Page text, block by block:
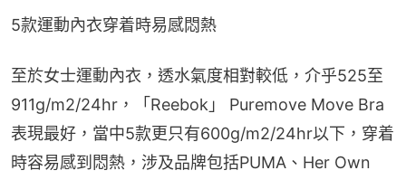
5款運動內衣穿着時易感悶熱
至於女士運動內衣，透水氣度相對較低，介乎525至
911g/m2/24hr，「Reebok」 Puremove Move Bra
表現最好，當中5款更只有600g/m2/24hr以下，穿着
時容易感到悶熱，涉及品牌包括PUMA、Her Own